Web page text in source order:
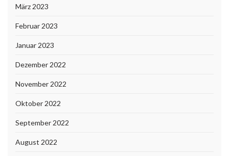
März 2023
Februar 2023
Januar 2023
Dezember 2022
November 2022
Oktober 2022
September 2022
August 2022